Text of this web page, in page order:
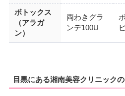
ボトックス
（アラガ
ン）
両わきグラ
ンデ100U
目黒にある湘南美容クリニック